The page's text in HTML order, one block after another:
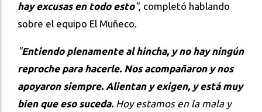
hay excusas en todo esto", completó hablando
sobre el equipo El Muñeco.
"Entiendo plenamente al hincha, y no hay ningún
reproche para hacerle. Nos acompañaron y nos
apoyaron siempre. Alientan y exigen, y está muy
bien que eso suceda. Hoy estamos en la mala y